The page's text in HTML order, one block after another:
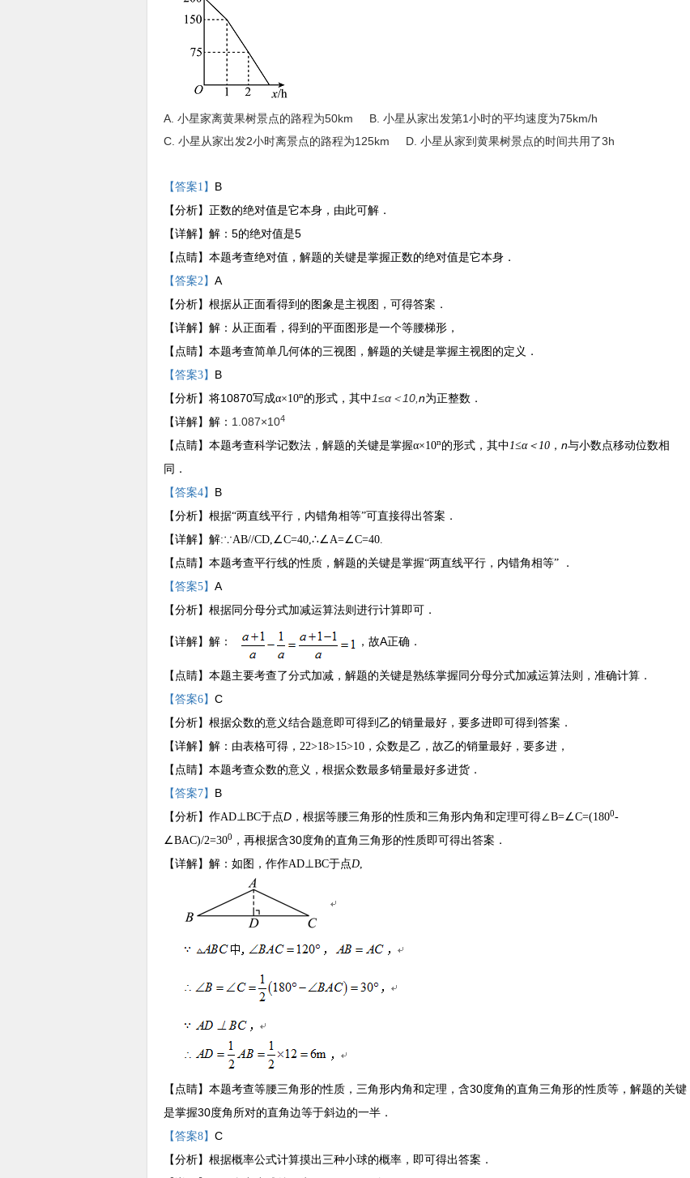
A. 小星家离黄果树景点的路程为50km B. 小星从家出发第1小时的平均速度为75km/h
C. 小星从家出发2小时离景点的路程为125km D. 小星从家到黄果树景点的时间共用了3h
【答案1】 B
【分析】 正数的绝对值是它本身，由此可解．
【详解】 解： 5的绝对值是5
【点睛】 本题考查绝对值，解题的关键是掌握正数的绝对值是它本身．
【答案2】 A
【分析】 根据从正面看得到的图象是主视图，可得答案．
【详解】 解：从正面看，得到的平面图形是一个等腰梯形，
【点睛】 本题考查简单几何体的三视图，解题的关键是掌握主视图的定义．
【答案3】 B
【分析】 将10870写成α×10n的形式，其中 1≤α＜10, n为正整数．
【详解】 解： 1.087×104
【点睛】 本题考查科学记数法，解题的关键是掌握α×10n的形式，其中1≤α＜10 ， n与小数点移动位数相
同．
【答案4】 B
【分析】 根据“两直线平行，内错角相等”可直接得出答案．
【详解】 解:∵AB//CD,∠C=40,∴∠A=∠C=40.
【点睛】 本题考查平行线的性质，解题的关键是掌握“两直线平行，内错角相等”
．
【答案5】 A
【分析】 根据同分母分式加减运算法则进行计算即可．
【详解】 解： ，故A正确．
【点睛】 本题主要考查了分式加减，解题的关键是熟练掌握同分母分式加减运算法则，准确计算．
【答案6】 C
【分析】 根据众数的意义结合题意即可得到乙的销量最好，要多进即可得到答案．
【详解】 解：由表格可得， 22>18>15>10，众数是乙， 故乙的销量最好，要多进，
【点睛】 本题考查众数的意义，根据众数最多销量最好多进货．
【答案7】 B
【分析】 作AD⊥BC于点D ，根据等腰三角形的性质和三角形内角和定理可得∠B=∠C=(1800-
∠BAC)/2=300 ，再根据含30度角的直角三角形的性质即可得出答案．
【详解】 解：如图，作作AD⊥BC于点D,
【点睛】 本题考查等腰三角形的性质，三角形内角和定理，含30度角的直角三角形的性质等，解题的关键
是掌握30度角所对的直角边等于斜边的一半．
【答案8】 C
【分析】 根据概率公式计算摸出三种小球的概率，即可得出答案．